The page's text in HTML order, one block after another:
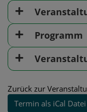
Programm
Zurück zur
Termin als iCal